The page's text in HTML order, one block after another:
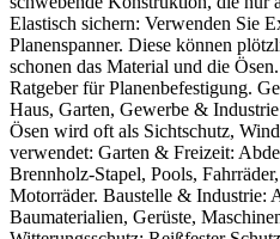
Elastisch sichern: Verwenden Sie
Planenspanner. Diese können
schonen das Material und die
Ratgeber für Planenbefestigung.
Haus, Garten, Gewerbe &
Ösen wird oft als Sichtschutz,
verwendet: Garten & Freizeit:
Brennholz-Stapel, Pools,
Motorräder. Baustelle & Industrie:
Baumaterialien, Gerüste,